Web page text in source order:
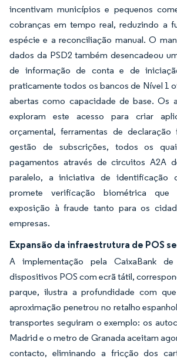
incentivam municípios e pequenos
cobranças em tempo real, reduzindo a
espécie e a reconciliação manual. O
dados da PSD2 também desencadeou
de informação de conta e de
praticamente todos os bancos de Nível 1
abertas como capacidade de base. Os
exploram este acesso para criar
orçamental, ferramentas de
gestão de subscrições, todos os
pagamentos através de circuitos A2A
paralelo, a iniciativa de identificação
promete verificação biométrica
exposição à fraude tanto para os
empresas.
Expansão da infraestrutura de POS
A implementação pela CaixaBank
dispositivos POS com ecrã tátil,
parque, ilustra a profundidade com
aproximação penetrou no retalho
transportes seguiram o exemplo: os
Madrid e o metro de Granada aceitam
contacto, eliminando a fricção dos